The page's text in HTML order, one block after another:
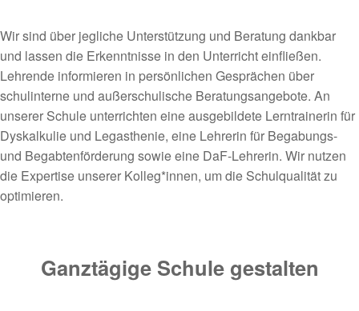
Wir sind über jegliche Unterstützung und Beratung dankbar
und lassen die Erkenntnisse in den Unterricht einfließen.
Lehrende informieren in persönlichen Gesprächen über
schulinterne und außerschulische Beratungsangebote. An
unserer Schule unterrichten eine ausgebildete Lerntrainerin für
Dyskalkulie und Legasthenie, eine Lehrerin für Begabungs-
und Begabtenförderung sowie eine DaF-Lehrerin. Wir nutzen
die Expertise unserer Kolleg*innen, um die Schulqualität zu
optimieren.
Ganztägige Schule gestalten